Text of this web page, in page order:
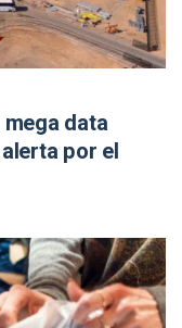
data
por el